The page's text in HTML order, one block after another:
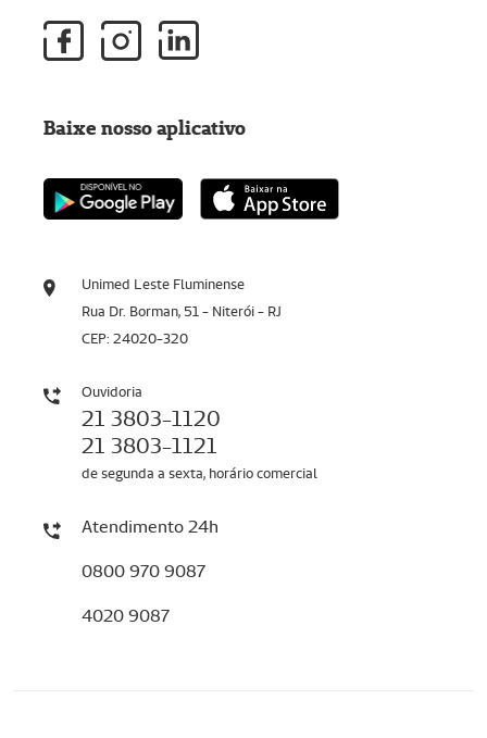
Unimed Leste Fluminense
Rua Dr. Borman, 51 - Niterói - RJ
CEP: 24020-320
Ouvidoria
21 3803-1120
21 3803-1121
de segunda a sexta, horário comercial
Atendimento 24h
0800 970 9087
4020 9087
Baixe nosso aplicativo